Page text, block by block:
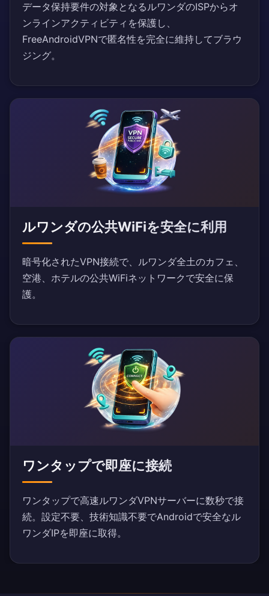
データ保持要件の対象となるルワンダのISPからオ
ンラインアクティビティを保護し、
FreeAndroidVPNで匿名性を完全に維持してブラウ
ジング。
ルワンダの公共WiFiを安全に利用
暗号化されたVPN接続で、ルワンダ全土のカフェ、
空港、ホテルの公共WiFiネットワークで安全に保
護。
ワンタップで即座に接続
ワンタップで高速ルワンダVPNサーバーに数秒で接
続。設定不要、技術知識不要でAndroidで安全なル
ワンダIPを即座に取得。